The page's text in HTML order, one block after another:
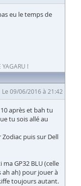
eu le temps de
!
Le 09/06/2016 à 21:42
après et bah tu
tu sois allé au
puis sur Dell
GP32 BLU (celle
ah ah) pour jouer à
toujours autant.